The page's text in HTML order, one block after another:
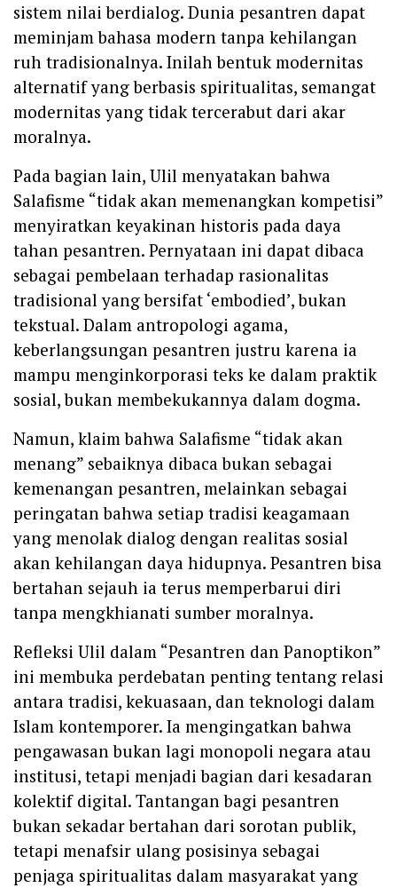
sistem nilai berdialog. Dunia pesantren dapat
meminjam bahasa modern tanpa kehilangan
ruh tradisionalnya. Inilah bentuk modernitas
alternatif yang berbasis spiritualitas, semangat
modernitas yang tidak tercerabut dari akar
moralnya.
Pada bagian lain, Ulil menyatakan bahwa
Salafisme “tidak akan memenangkan kompetisi”
menyiratkan keyakinan historis pada daya
tahan pesantren. Pernyataan ini dapat dibaca
sebagai pembelaan terhadap rasionalitas
tradisional yang bersifat ‘embodied’, bukan
tekstual. Dalam antropologi agama,
keberlangsungan pesantren justru karena ia
mampu menginkorporasi teks ke dalam praktik
sosial, bukan membekukannya dalam dogma.
Namun, klaim bahwa Salafisme “tidak akan
menang” sebaiknya dibaca bukan sebagai
kemenangan pesantren, melainkan sebagai
peringatan bahwa setiap tradisi keagamaan
yang menolak dialog dengan realitas sosial
akan kehilangan daya hidupnya. Pesantren bisa
bertahan sejauh ia terus memperbarui diri
tanpa mengkhianati sumber moralnya.
Refleksi Ulil dalam “Pesantren dan Panoptikon”
ini membuka perdebatan penting tentang relasi
antara tradisi, kekuasaan, dan teknologi dalam
Islam kontemporer. Ia mengingatkan bahwa
pengawasan bukan lagi monopoli negara atau
institusi, tetapi menjadi bagian dari kesadaran
kolektif digital. Tantangan bagi pesantren
bukan sekadar bertahan dari sorotan publik,
tetapi menafsir ulang posisinya sebagai
penjaga spiritualitas dalam masyarakat yang